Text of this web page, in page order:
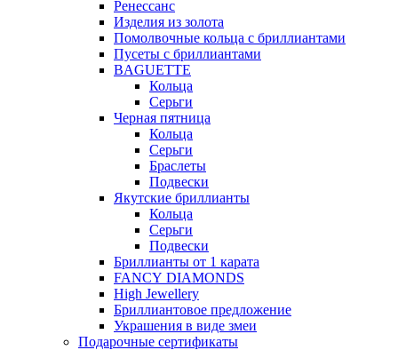
Ренессанс
Изделия из золота
Помолвочные кольца с бриллиантами
Пусеты с бриллиантами
BAGUETTE
Кольца
Серьги
Черная пятница
Кольца
Серьги
Браслеты
Подвески
Якутские бриллианты
Кольца
Серьги
Подвески
Бриллианты от 1 карата
FANCY DIAMONDS
High Jewellery
Бриллиантовое предложение
Украшения в виде змеи
Подарочные сертификаты